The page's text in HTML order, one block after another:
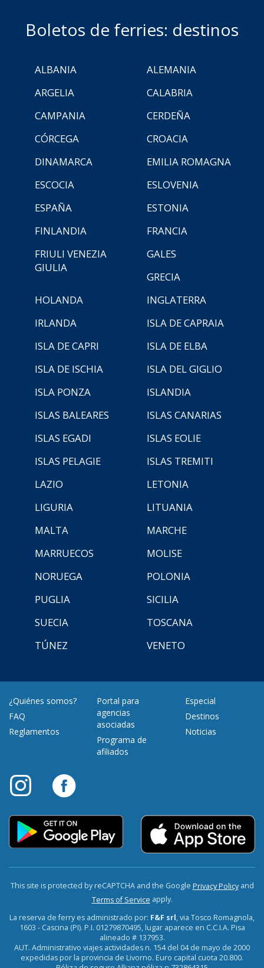
Boletos de ferries: destinos
ALBANIA
ALEMANIA
ARGELIA
CALABRIA
CAMPANIA
CERDEÑA
CÓRCEGA
CROACIA
DINAMARCA
EMILIA ROMAGNA
ESCOCIA
ESLOVENIA
ESPAÑA
ESTONIA
FINLANDIA
FRANCIA
FRIULI VENEZIA
GIULIA
GALES
GRECIA
HOLANDA
INGLATERRA
IRLANDA
ISLA DE CAPRAIA
ISLA DE CAPRI
ISLA DE ELBA
ISLA DE ISCHIA
ISLA DEL GIGLIO
ISLA PONZA
ISLANDIA
ISLAS BALEARES
ISLAS CANARIAS
ISLAS EGADI
ISLAS EOLIE
ISLAS PELAGIE
ISLAS TREMITI
LAZIO
LETONIA
LIGURIA
LITUANIA
MALTA
MARCHE
MARRUECOS
MOLISE
NORUEGA
POLONIA
PUGLIA
SICILIA
SUECIA
TOSCANA
TÚNEZ
VENETO
¿Quiénes somos?
FAQ
Reglamentos
Portal para
agencias
asociadas
Programa de
afiliados
Especial
Destinos
Noticias
This site is protected by reCAPTCHA and the Google Privacy Policyand
Terms of Service apply.
La reserva de ferry es administrado por: F&F srl, via Tosco Romagnola,
1603 - Cascina (PI). P.I. 01279870495, lugar aparece en C.C.I.A. Pisa
alineado # 137953.
AUT. Administrativo viajes actividades n. 154 del 04 de mayo de 2000
expedidas por la provincia de Livorno. Euro capital cuota 20.800.